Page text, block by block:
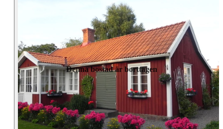
Denna bostad är borttagen